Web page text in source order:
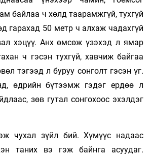
байлаа ч хөлд таарамжгүй, тухгүй
гарахад 50 метр ч алхаж чадахгүй
хэцүү. Анх өмсөж үзэхэд л ямар
ч гэсэн тухгүй, хавчиж байгаа
тэгээд л буруу сонголт гэсэн үг.
өдрийн бүтээмж гэдэг ердөө л
зөв гутал сонгохоос эхэлдэг
чухал зүйл бий. Хүмүүс надаас
таних вэ гэж байнга асуудаг.